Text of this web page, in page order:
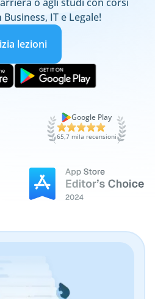
o agli studi con corsi
IT e Legale!
lezioni
Google Play
65,7 mila recensioni